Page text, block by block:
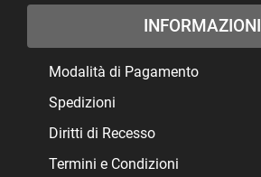
INFORMAZIONI
Modalità di Pagamento
Spedizioni
Diritti di Recesso
Termini e Condizioni